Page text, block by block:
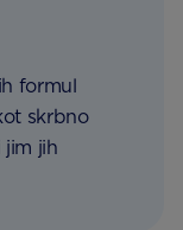
formul
skrbno
jim jih